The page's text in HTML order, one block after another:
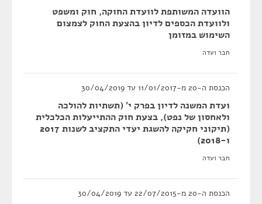
הוועדה המשותפת לוועדת החוקה, חוק ומשפט
ולוועדת הכספים לדיון בהצעת החוק לצמצום
השימוש במזומן
חבר ועדה
הכנסת ה-20 מ-11/01/2017 עד 30/04/2019
ועדת המשנה לדיון בפרק י' (תשתיות להולכה
ולאחסון של נפט), בצעת חוק ההתייעלות הכלכלית
(תיקוני חקיקה להשגת יעדי התקציב לשנות 2017
ו-2018)
חבר ועדה
הכנסת ה-20 מ-22/07/2015 עד 30/04/2019